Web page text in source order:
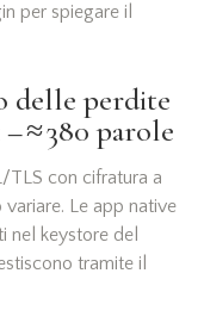
per spiegare il
delle perdite
≈ 380 parole
TLS con cifratura a
Le app native
nel keystore del
tramite il